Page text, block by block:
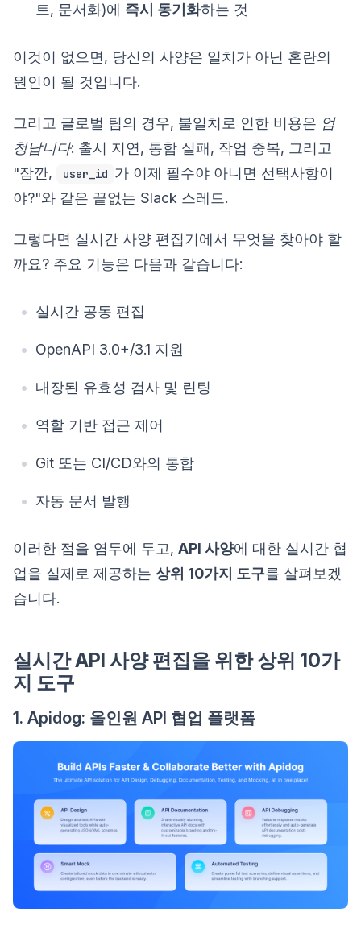
트, 문서화)에 즉시 동기화하는 것
이것이 없으면, 당신의 사양은 일치가 아닌 혼란의
원인이 될 것입니다.
그리고 글로벌 팀의 경우, 불일치로 인한 비용은 엄
청납니다: 출시 지연, 통합 실패, 작업 중복, 그리고
"잠깐,
user_id 가 이제 필수야 아니면 선택사항이
야?"와 같은 끝없는 Slack 스레드.
그렇다면 실시간 사양 편집기에서 무엇을 찾아야 할
까요? 주요 기능은 다음과 같습니다:
실시간 공동 편집
OpenAPI 3.0+/3.1 지원
내장된 유효성 검사 및 린팅
역할 기반 접근 제어
Git 또는 CI/CD와의 통합
자동 문서 발행
이러한 점을 염두에 두고, API 사양에 대한 실시간 협
업을 실제로 제공하는 상위 10가지 도구를 살펴보겠
습니다.
실시간 API 사양 편집을 위한 상위 10가
지 도구
1. Apidog: 올인원 API 협업 플랫폼